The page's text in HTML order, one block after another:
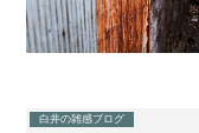
白井の雑感ブログ